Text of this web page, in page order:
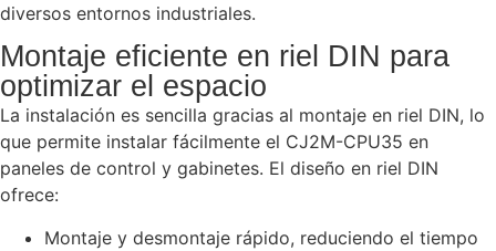
diversos entornos industriales.
Montaje eficiente en riel DIN para
optimizar el espacio
La instalación es sencilla gracias al montaje en riel DIN, lo
que permite instalar fácilmente el CJ2M-CPU35 en
paneles de control y gabinetes. El diseño en riel DIN
ofrece:
Montaje y desmontaje rápido, reduciendo el tiempo